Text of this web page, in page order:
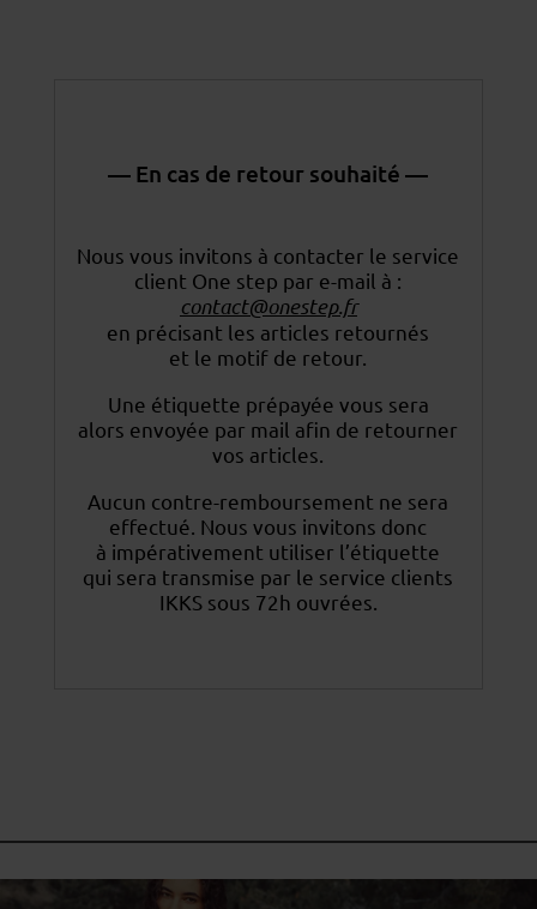
— En cas de retour souhaité —
Nous vous invitons à contacter le service
client One step par e-mail à :
contact@onestep.fr
en précisant les articles retournés
et le motif de retour.
Une étiquette prépayée vous sera
alors envoyée par mail afin de retourner
vos articles.
Aucun contre-remboursement ne sera
effectué. Nous vous invitons donc
à impérativement utiliser l’étiquette
qui sera transmise par le service clients
IKKS sous 72h ouvrées.